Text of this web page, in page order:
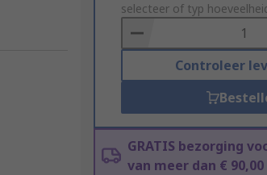
to
Basket
selecteer of typ
Controleer
GRATIS bezorging
van meer dan € 90,00